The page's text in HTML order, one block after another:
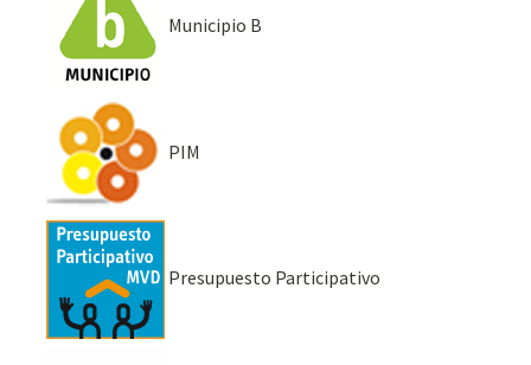
Municipio B
PIM
Presupuesto Participativo